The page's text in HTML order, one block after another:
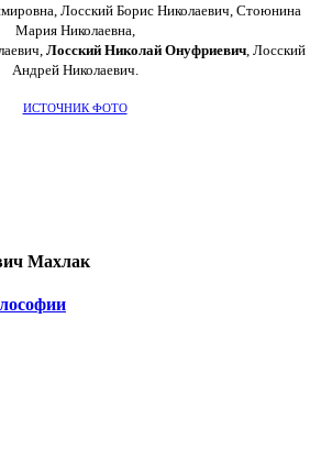
Лосский Борис Николаевич, Стоюнина
Мария Николаевна,
Лосский Николай Онуфриевич, Лосский
Андрей Николаевич.
ИСТОЧНИК ФОТО
Махлак